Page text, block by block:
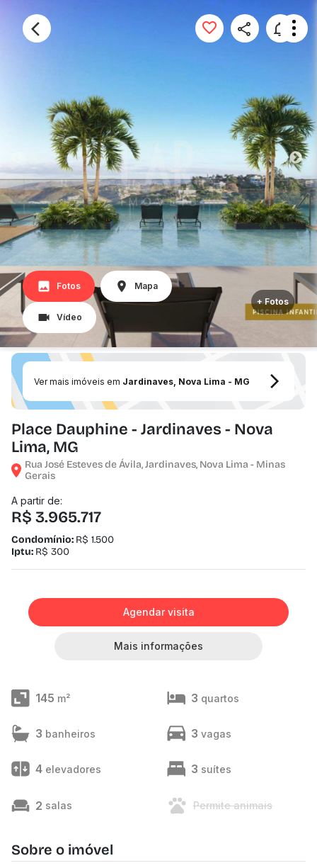
Fotos Mapa
Vídeo
+ Fotos
Ver mais imóveis em Jardinaves, Nova Lima - MG
Place Dauphine - Jardinaves - Nova
Lima, MG
Rua José Esteves de Ávila, Jardinaves, Nova Lima - Minas
Gerais
A partir de:
R$ 3.965.717
Condomínio: R$ 1.500
Iptu: R$ 300
Agendar visita
Mais informações
145 m² 3 quartos
3 banheiros 3 vagas
4 elevadores 3 suítes
2 salas Permite animais
Sobre o imóvel